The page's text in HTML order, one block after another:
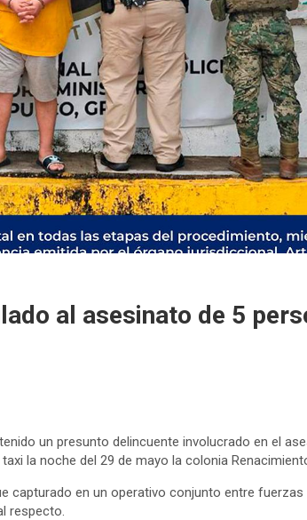
al asesinato de 5
un presunto delincuente involucrado en el
la noche del 29 de mayo la colonia
capturado en un operativo conjunto entre fuerzas
respecto.